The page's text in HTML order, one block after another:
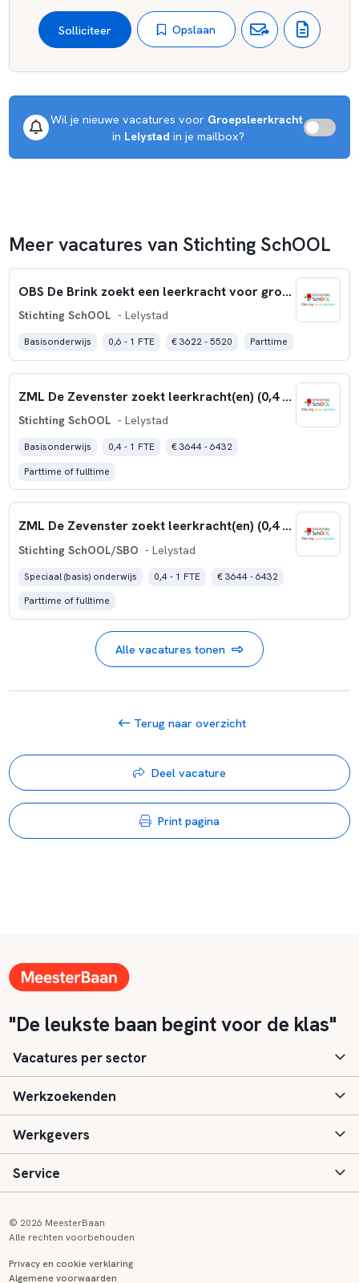
Solliciteer Opslaan
Wil je nieuwe vacatures voor Groepsleerkracht
in Lelystad in je mailbox?
Meer vacatures van Stichting SchOOL
OBS De Brink zoekt een leerkracht voor groep 1-2-3 (0,4 fte)
Stichting SchOOL - Lelystad
Basisonderwijs 0,6 - 1 FTE € 3622 - 5520 Parttime
ZML De Zevenster zoekt leerkracht(en) (0,4 – 1,0 fte)
Stichting SchOOL - Lelystad
Basisonderwijs 0,4 - 1 FTE
€ 3644 - 6432
Parttime of fulltime
ZML De Zevenster zoekt leerkracht(en) (0,4 – 1,0 fte)
Stichting SchOOL/SBO - Lelystad
Speciaal (basis) onderwijs 0,4 - 1 FTE
€ 3644 - 6432
Parttime of fulltime
Alle vacatures tonen
Terug naar overzicht
Deel vacature
Print pagina
"De leukste baan begint voor de klas"
Vacatures per sector
Basisonderwijs
Speciaal (basis) onderwijs
Voortgezet onderwijs
Werkzoekenden
Aanmelden
Vacatures
Werkgevers
Inloggen
Service
© 2026 MeesterBaan
Alle rechten voorbehouden
Privacy en cookie verklaring
Algemene voorwaarden